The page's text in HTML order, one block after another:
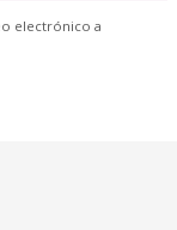
electrónico a